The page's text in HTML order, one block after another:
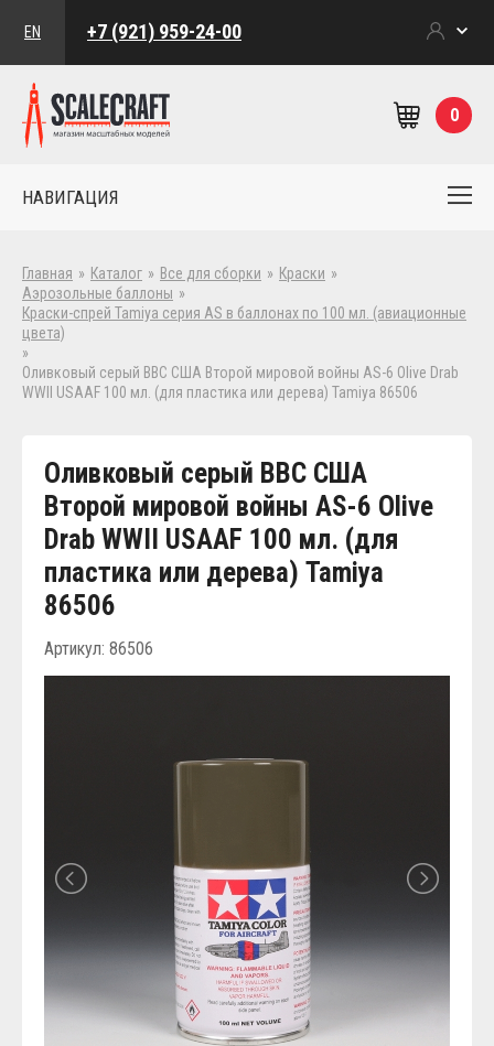
EN +7 (921) 959-24-00
0
НАВИГАЦИЯ
Главная » Каталог » Все для сборки » Краски »
Аэрозольные баллоны »
Краски-спрей Tamiya серия AS в баллонах по 100 мл. (авиационные
цвета)
»
Оливковый серый ВВС США Второй мировой войны AS-6 Olive Drab
WWII USAAF 100 мл. (для пластика или дерева) Tamiya 86506
Оливковый серый ВВС США
Второй мировой войны AS-6 Olive
Drab WWII USAAF 100 мл. (для
пластика или дерева) Tamiya
86506
Артикул: 86506